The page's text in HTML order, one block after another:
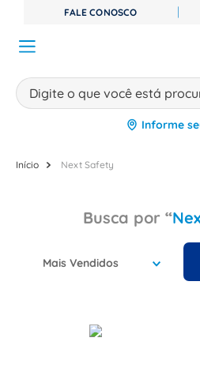
FALE CONOSCO
Digite o que você está
Informe
Next Safety
Mais Vendidos
TERMOS MAIS BUSCADOS
1 disjuntor
cabo
5º
dps